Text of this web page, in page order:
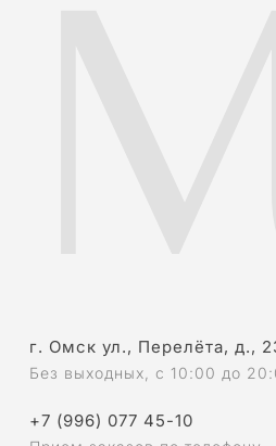
г. Омск ул., Перелёта, д.,
Без выходных, с 10:00 до
+7 (996) 077 45-10